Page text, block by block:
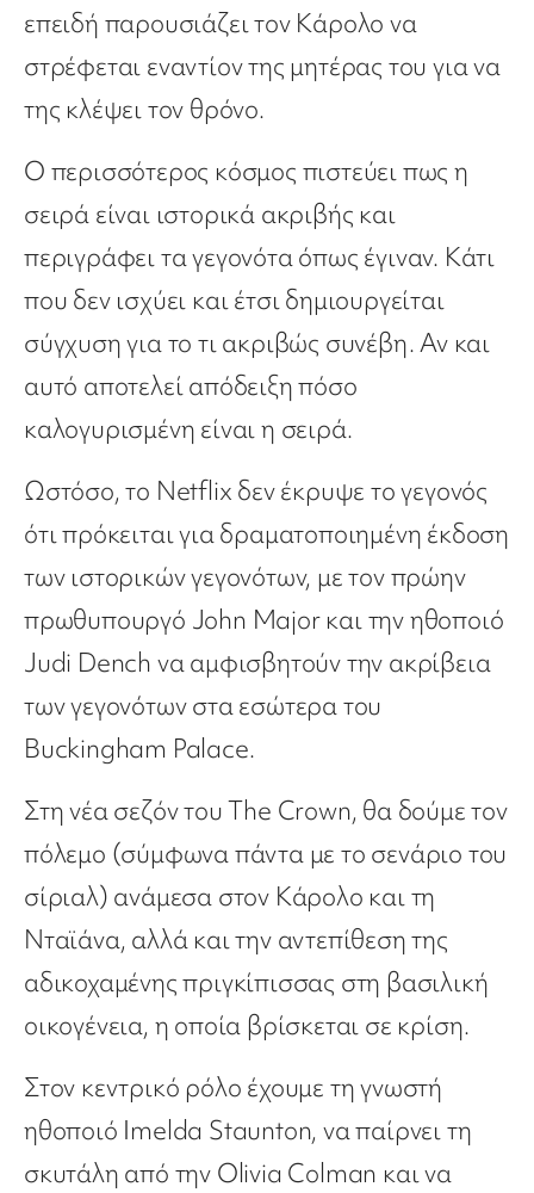
επειδή παρουσιάζει τον Κάρολο να
στρέφεται εναντίον της μητέρας του για να
της κλέψει τον θρόνο.
Ο περισσότερος κόσμος πιστεύει πως η
σειρά είναι ιστορικά ακριβής και
περιγράφει τα γεγονότα όπως έγιναν. Κάτι
που δεν ισχύει και έτσι δημιουργείται
σύγχυση για το τι ακριβώς συνέβη. Αν και
αυτό αποτελεί απόδειξη πόσο
καλογυρισμένη είναι η σειρά.
Ωστόσο, το Netflix δεν έκρυψε το γεγονός
ότι πρόκειται για δραματοποιημένη έκδοση
των ιστορικών γεγονότων, με τον πρώην
πρωθυπουργό John Major και την ηθοποιό
Judi Dench να αμφισβητούν την ακρίβεια
των γεγονότων στα εσώτερα του
Buckingham Palace.
Στη νέα σεζόν του The Crown, θα δούμε τον
πόλεμο (σύμφωνα πάντα με το σενάριο του
σίριαλ) ανάμεσα στον Κάρολο και τη
Νταϊάνα, αλλά και την αντεπίθεση της
αδικοχαμένης πριγκίπισσας στη βασιλική
οικογένεια, η οποία βρίσκεται σε κρίση.
Στον κεντρικό ρόλο έχουμε τη γνωστή
ηθοποιό Imelda Staunton, να παίρνει τη
σκυτάλη από την Olivia Colman και να